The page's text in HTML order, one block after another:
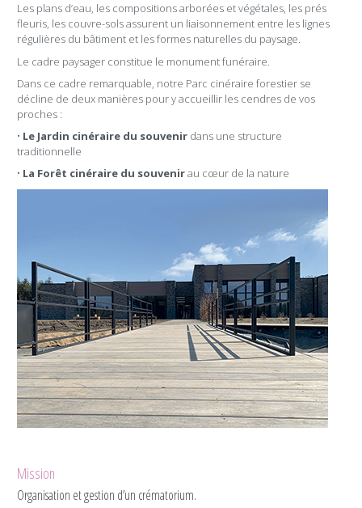
Les plans d’eau, les compositions arborées et végétales, les prés
fleuris, les couvre-sols assurent un liaisonnement entre les lignes
régulières du bâtiment et les formes naturelles du paysage.
Le cadre paysager constitue le monument funéraire.
Dans ce cadre remarquable, notre Parc cinéraire forestier se
décline de deux manières pour y accueillir les cendres de vos
proches :
• Le Jardin cinéraire du souvenir dans une structure
traditionnelle
• La Forêt cinéraire du souvenirau cœur de la nature
Mission
Organisation et gestion d’un crématorium.